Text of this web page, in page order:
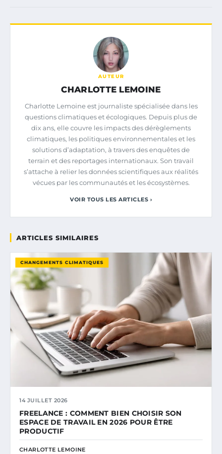
AUTEUR
CHARLOTTE LEMOINE
Charlotte Lemoine est journaliste spécialisée dans les
questions climatiques et écologiques. Depuis plus de
dix ans, elle couvre les impacts des dérèglements
climatiques, les politiques environnementales et les
solutions d’adaptation, à travers des enquêtes de
terrain et des reportages internationaux. Son travail
s’attache à relier les données scientifiques aux réalités
vécues par les communautés et les écosystèmes.
VOIR TOUS LES ARTICLES ›
ARTICLES SIMILAIRES
CHANGEMENTS CLIMATIQUES
14 JUILLET 2026
FREELANCE : COMMENT BIEN CHOISIR SON
ESPACE DE TRAVAIL EN 2026 POUR ÊTRE
PRODUCTIF
CHARLOTTE LEMOINE